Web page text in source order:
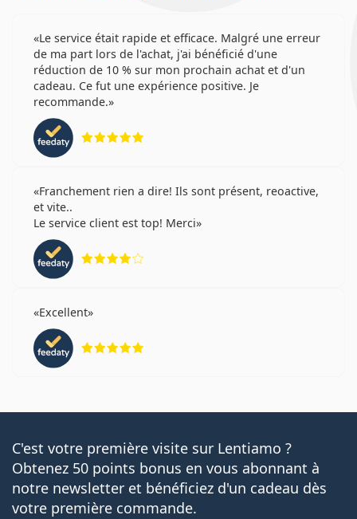
Le service était rapide et efficace. Malgré une erreur
de ma part lors de l'achat, j'ai bénéficié d'une
réduction de 10 % sur mon prochain achat et d'un
cadeau. Ce fut une expérience positive. Je
recommande.
Franchement rien a dire! Ils sont présent, reoactive,
et vite..
Le service client est top! Merci
Excellent
C'est votre première visite sur Lentiamo ?
Obtenez 50 points bonus en vous abonnant à
notre newsletter et bénéficiez d'un cadeau dès
votre première commande.